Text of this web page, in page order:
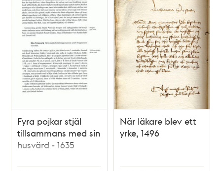
teman
Fyra pojkar stjäl
tillsammans med sin
husvärd - 1635
När läkare blev ett
yrke, 1496